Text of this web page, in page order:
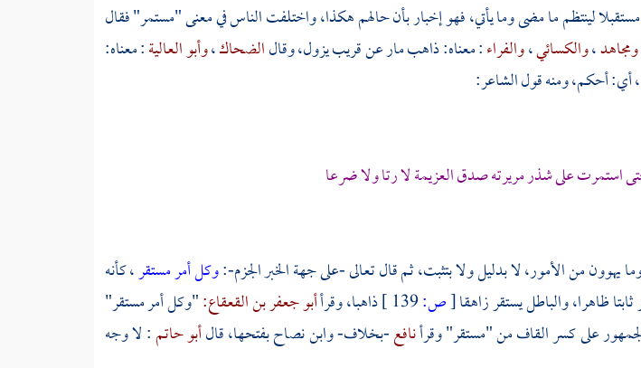
لينتظم ما مضى وما يأتي، فهو إخبار بأن حالهم هكذا، واختلفت الناس في معنى "مستمر" فقال
ومجاهد،والكسائي،والفراء: معناه: ذاهب مار عن قريب يزول، وقالالضحاك،وأبو العالية: معناه:
أي: أحكم، ومنه قول الشاعر:
استمرت على شذر مريرته صدق العزيمة لا رتا ولا ضرعا
يهوون من الأمور، لا بدليل ولا بتثبت، ثم قال تعالى -على جهة الخبر الجزم-:وكل أمر مستقر، كأنه
ظاهرا، والباطل يستقر زاهقا[ص:139 ] ذاهبا، وقرأأبو جعفر بن القعقاع:"وكل أمر مستقر"
على كسر القاف من "مستقر" وقرأنافع-بخلاف-وابن نصاحبفتحها، قالأبو حاتم: لا وجه